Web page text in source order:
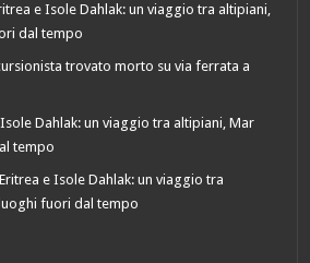
e Isole Dahlak: un viaggio tra altipiani,
dal tempo
trovato morto su via ferrata a
Dahlak: un viaggio tra altipiani, Mar
tempo
Eritrea e Isole Dahlak: un viaggio tra
fuori dal tempo